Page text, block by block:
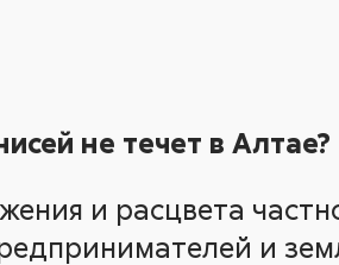
не течет в Алтае?
и расцвета
и